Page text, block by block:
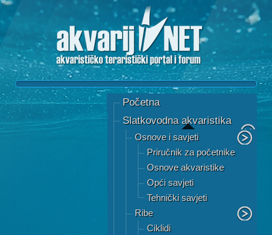
Početna
Slatkovodna akvaristika
Osnove i savjeti
Priručnik za početnike
Osnove akvaristike
Opći savjeti
Tehnički savjeti
Ribe
Ciklidi